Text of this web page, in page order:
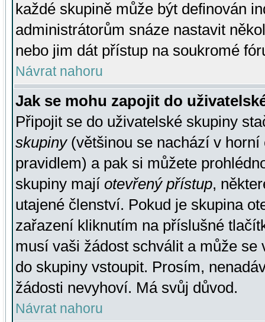
každé skupině může být definován
administrátorům snáze nastavit
nebo jim dát přístup na soukromé
Návrat nahoru
Jak se mohu zapojit do
Připojit se do uživatelské skupiny
skupiny(většinou se nachází v horní
pravidlem) a pak si můžete
skupiny mají otevřený přístup,
utajené členství. Pokud je skupina
zařazení kliknutím na příslušné
musí vaši žádost schválit a může se
do skupiny vstoupit. Prosím,
žádosti nevyhoví. Má svůj důvod.
Návrat nahoru